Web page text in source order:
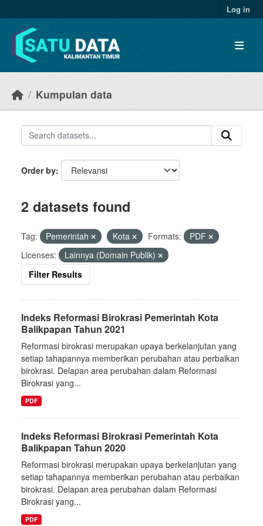
Log in
Kumpulan data
Order by
2 datasets found
Tag: Pemerintah Kota Formats:
PDF
Licenses:
Lainnya (Domain Publik)
Filter Results
Indeks Reformasi Birokrasi Pemerintah Kota
Balikpapan Tahun 2021
Reformasi birokrasi merupakan upaya berkelanjutan yang
setiap tahapannya memberikan perubahan atau perbaikan
birokrasi. Delapan area perubahan dalam Reformasi
Birokrasi yang...
PDF
Indeks Reformasi Birokrasi Pemerintah Kota
Balikpapan Tahun 2020
Reformasi birokrasi merupakan upaya berkelanjutan yang
setiap tahapannya memberikan perubahan atau perbaikan
birokrasi. Delapan area perubahan dalam Reformasi
Birokrasi yang...
PDF